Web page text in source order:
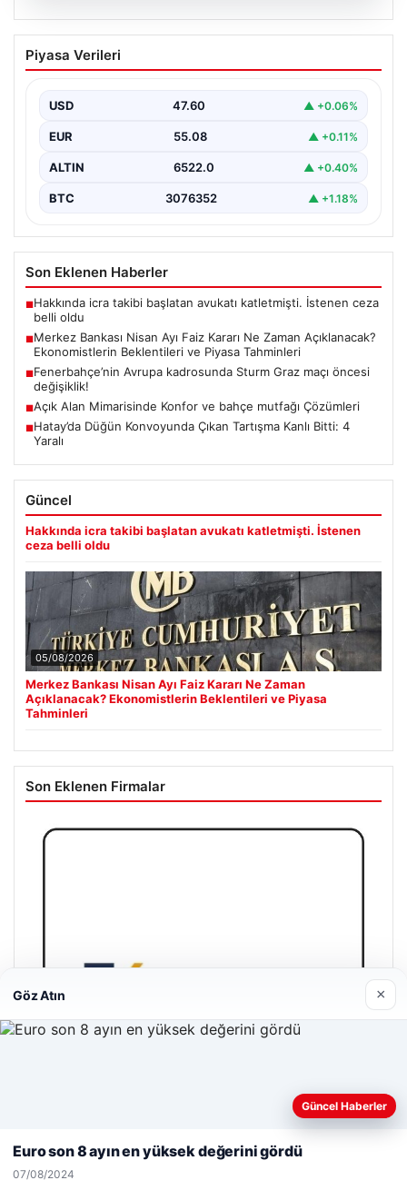
05.08.2026
Merkez Bankası Nisan Ayı Faiz Kararı Ne
Zaman Açıklanacak? Ekonomistlerin
Türkiye Cumhuriyet Merkez Bankası (TCMB) Para
üzere…
Piyasa Verileri
USD 47.60 ▲ +0.06%
EUR 55.08 ▲ +0.11%
ALTIN 6522.0 ▲ +0.40%
BTC 3076352 ▲ +1.18%
Son Eklenen Haberler
■Hakkında icra takibi başlatan avukatı katletmişti. İstenen ceza
belli oldu
■Merkez Bankası Nisan Ayı Faiz Kararı Ne Zaman Açıklanacak?
Ekonomistlerin Beklentileri ve Piyasa Tahminleri
■Fenerbahçe’nin Avrupa kadrosunda Sturm Graz maçı öncesi
değişiklik!
■Açık Alan Mimarisinde Konfor ve bahçe mutfağı Çözümleri
■Hatay’da Düğün Konvoyunda Çıkan Tartışma Kanlı Bitti: 4
Yaralı
Güncel
Hakkında icra takibi başlatan avukatı katletmişti. İstenen
ceza belli oldu
05/08/2026
Merkez Bankası Nisan Ayı Faiz Kararı Ne Zaman
Açıklanacak? Ekonomistlerin Beklentileri ve Piyasa
Tahminleri
Son Eklenen Firmalar
Enes Kaplan Avukatlık Bürosu
Web sitemizi nasıl kullandığınızı daha iyi anlayabilmek,
deneyiminizi kişiselleştirmek ve geliştirmek amacıyla çerezler
Kabul Et
Göz Atın ×
Güncel Haberler
Euro son 8 ayın en yüksek değerini gördü
07/08/2024